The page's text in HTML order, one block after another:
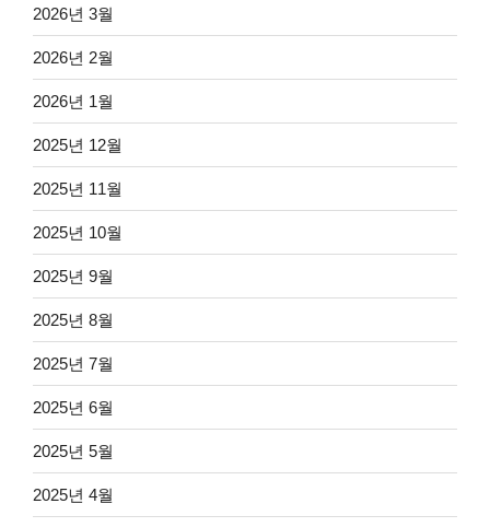
2026년 3월
2026년 2월
2026년 1월
2025년 12월
2025년 11월
2025년 10월
2025년 9월
2025년 8월
2025년 7월
2025년 6월
2025년 5월
2025년 4월